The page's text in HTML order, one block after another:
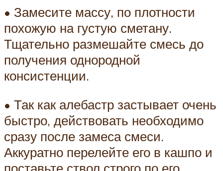
• Замесите массу, по плотности
похожую на густую сметану.
Тщательно размешайте смесь до
получения однородной
консистенции.
• Так как алебастр застывает очень
быстро, действовать необходимо
сразу после замеса смеси.
Аккуратно перелейте его в кашпо и